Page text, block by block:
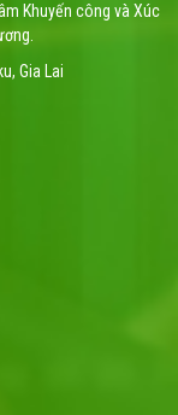
Khuyến công và Xúc
Gia Lai